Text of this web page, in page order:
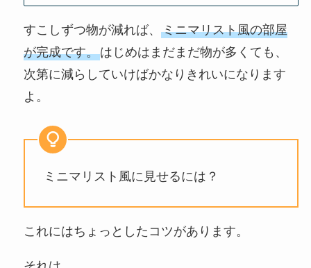
すこしずつ物が減れば、 ミニマリスト風の部屋
が完成です。はじめはまだまだ物が多くても、
次第に減らしていけばかなりきれいになります
よ。
ミニマリスト風に見せるには？
これにはちょっとしたコツがあります。